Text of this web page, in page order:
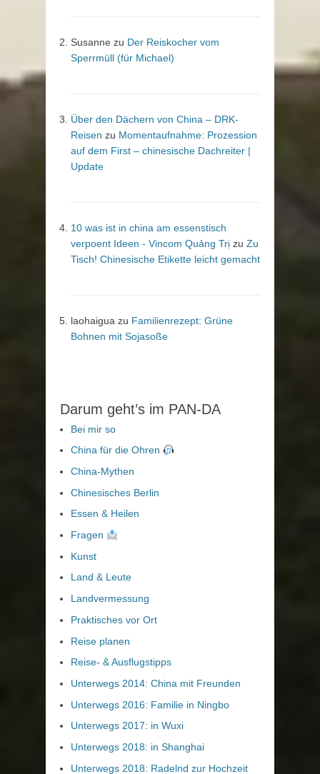
Susanne zu Der Reiskocher vom
Sperrmüll (für Michael)
Über den Dächern von China – DRK-
Reisen zu Momentaufnahme: Prozession
auf dem First – chinesische Dachreiter |
Update
10 was ist in china am essenstisch
verpoent Ideen - Vincom Quảng Trị zu Zu
Tisch! Chinesische Etikette leicht gemacht
laohaigua zu Familienrezept: Grüne
Bohnen mit Sojasoße
Darum geht’s im PAN-DA
Bei mir so
China für die Ohren
China-Mythen
Chinesisches Berlin
Essen & Heilen
Fragen
Kunst
Land & Leute
Landvermessung
Praktisches vor Ort
Reise planen
Reise- & Ausflugstipps
Unterwegs 2014: China mit Freunden
Unterwegs 2016: Familie in Ningbo
Unterwegs 2017: in Wuxi
Unterwegs 2018: in Shanghai
Unterwegs 2018: Radelnd zur Hochzeit